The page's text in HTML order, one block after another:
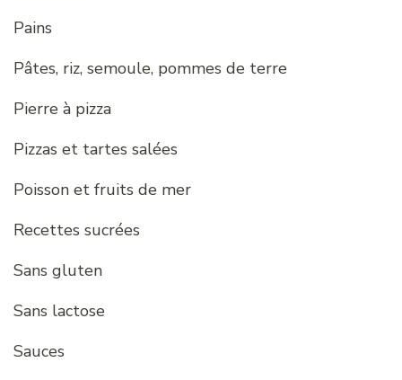
Pains
Pâtes, riz, semoule, pommes de terre
Pierre à pizza
Pizzas et tartes salées
Poisson et fruits de mer
Recettes sucrées
Sans gluten
Sans lactose
Sauces